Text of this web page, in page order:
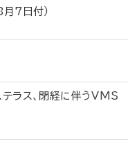
8月7日付）
増
ラス、閉経に伴うVMS